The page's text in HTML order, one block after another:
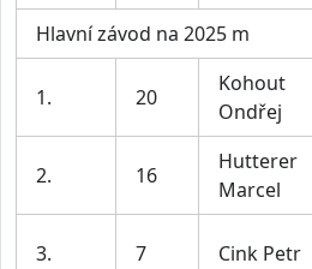
Hlavní závod na 2025 m
1. 20
Kohout
Ondřej
2. 16
Hutterer
Marcel
3. 7 Cink Petr